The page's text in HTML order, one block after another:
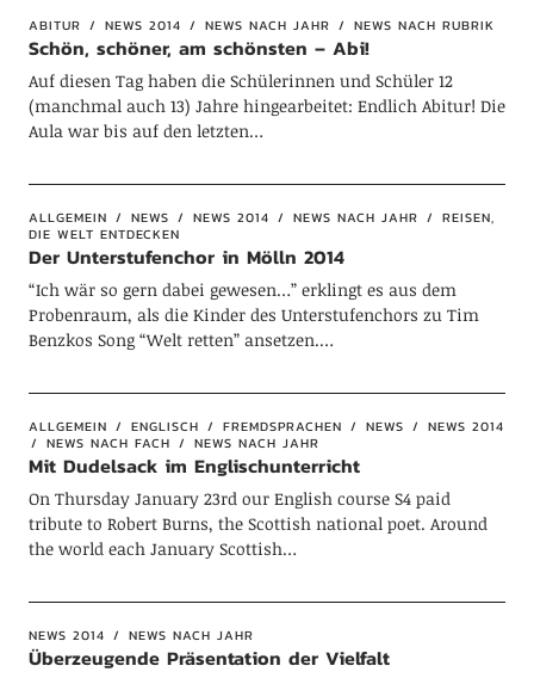
ABITUR NEWS 2014 NEWS NACH JAHR NEWS NACH RUBRIK
Schön, schöner, am schönsten – Abi!
Auf diesen Tag haben die Schülerinnen und Schüler 12
(manchmal auch 13) Jahre hingearbeitet: Endlich Abitur! Die
Aula war bis auf den letzten…
ALLGEMEIN NEWS NEWS 2014 NEWS NACH JAHR
REISEN,
DIE WELT ENTDECKEN
Der Unterstufenchor in Mölln 2014
“Ich wär so gern dabei gewesen…” erklingt es aus dem
Probenraum, als die Kinder des Unterstufenchors zu Tim
Benzkos Song “Welt retten” ansetzen.…
ALLGEMEIN ENGLISCH FREMDSPRACHEN NEWS
NEWS 2014
NEWS NACH FACH
NEWS NACH JAHR
Mit Dudelsack im Englischunterricht
On Thursday January 23rd our English course S4 paid
tribute to Robert Burns, the Scottish national poet. Around
the world each January Scottish…
NEWS 2014 NEWS NACH JAHR
Überzeugende Präsentation der Vielfalt